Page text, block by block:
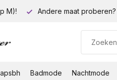
M)! Andere maat
Badmode Nachtmode